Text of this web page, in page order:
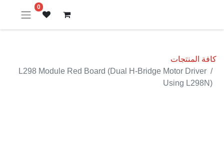
0
كافة المنتجات
L298 Module Red Board (Dual H-Bridge Motor Driver
Using L298N)